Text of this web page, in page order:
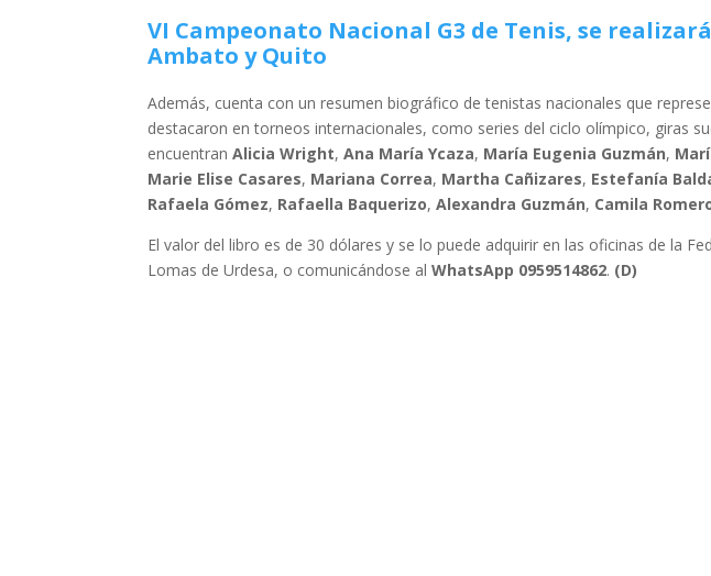
VI Campeonato Nacional G3 de Tenis, se
Ambato y Quito
Además, cuenta con un resumen biográfico de tenistas nacionales que
destacaron en torneos internacionales, como series del ciclo olímpico, giras
encuentranAlicia Wright,Ana María Ycaza, María Eugenia Guzmán,
Marie Elise Casares, Mariana Correa, Martha Cañizares, Estefanía
Rafaela Gómez, Rafaella Baquerizo,Alexandra Guzmán, Camila
El valor del libro es de 30 dólares y se lo puede adquirir en las oficinas de la
Lomas de Urdesa, o comunicándose alWhatsApp 0959514862. (D)